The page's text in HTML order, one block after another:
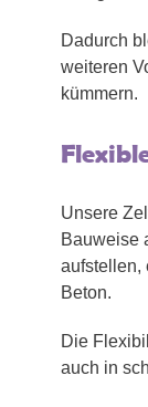
Dadurch
weiteren
kümmern.
Unsere
Bauweise
aufstellen,
Beton.
Die
auch in